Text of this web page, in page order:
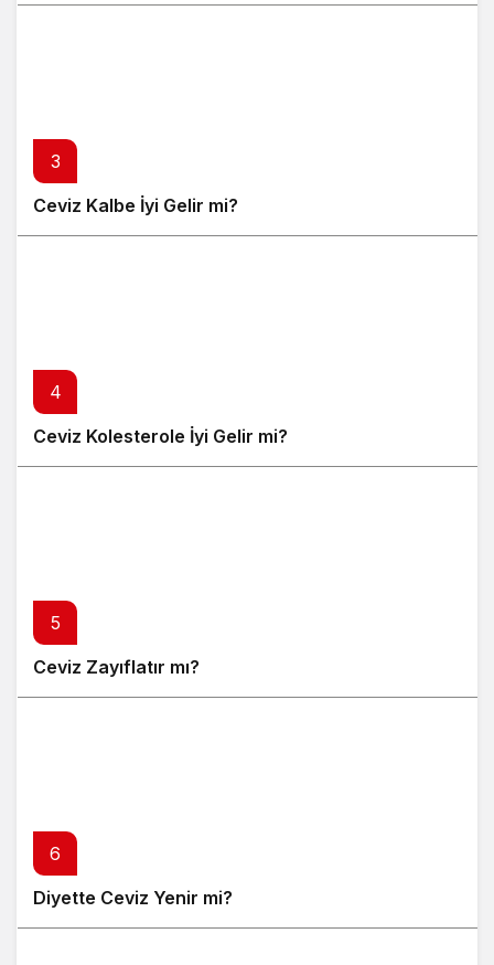
3
Ceviz Kalbe İyi Gelir mi?
4
Ceviz Kolesterole İyi Gelir mi?
5
Ceviz Zayıflatır mı?
6
Diyette Ceviz Yenir mi?